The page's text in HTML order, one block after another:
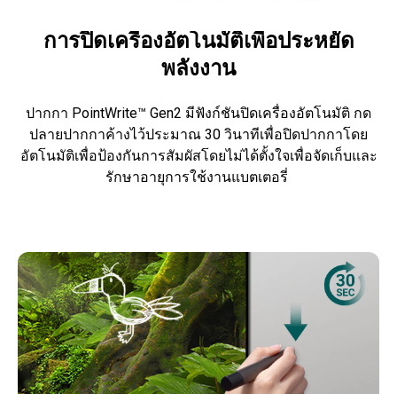
การปิดเครื่องอัตโนมัติเพื่อประหยัด
พลังงาน
ปากกา PointWrite™ Gen2 มีฟังก์ชันปิดเครื่องอัตโนมัติ กด
ปลายปากกาค้างไว้ประมาณ 30 วินาทีเพื่อปิดปากกาโดย
อัตโนมัติเพื่อป้องกันการสัมผัสโดยไม่ได้ตั้งใจเพื่อจัดเก็บและ
รักษาอายุการใช้งานแบตเตอรี่